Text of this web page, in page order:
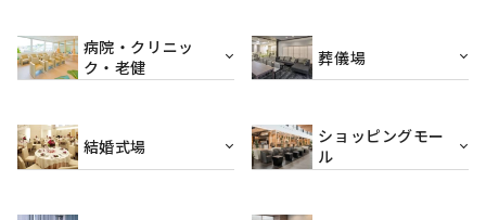
病院・クリニッ
ク・老健
葬儀場
結婚式場
ショッピングモー
ル